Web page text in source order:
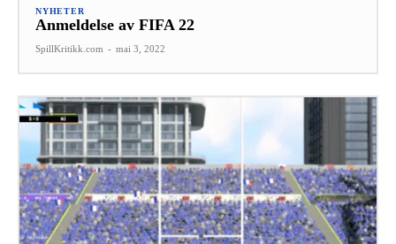
NYHETER
Anmeldelse av FIFA 22
SpillKritikk.com - mai 3, 2022